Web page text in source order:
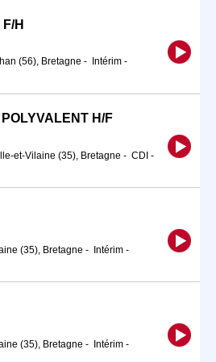
H
(56), Bretagne - Intérim -
H/F
et-Vilaine (35), Bretagne - CDI -
(35), Bretagne - Intérim -
(35), Bretagne - Intérim -